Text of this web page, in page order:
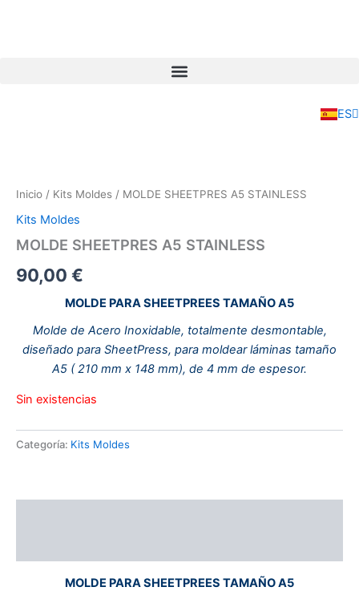
ES
IT
Inicio / Kits Moldes / MOLDE SHEETPRES A5 STAINLESS
Kits Moldes
MOLDE SHEETPRES A5 STAINLESS
90,00 €
MOLDE PARA SHEETPREES TAMAÑO A5
Molde de Acero Inoxidable, totalmente desmontable,
diseñado para SheetPress, para moldear láminas tamaño
A5 ( 210 mm x 148 mm), de 4 mm de espesor.
Sin existencias
Categoría: Kits Moldes
MOLDE PARA SHEETPREES TAMAÑO A5